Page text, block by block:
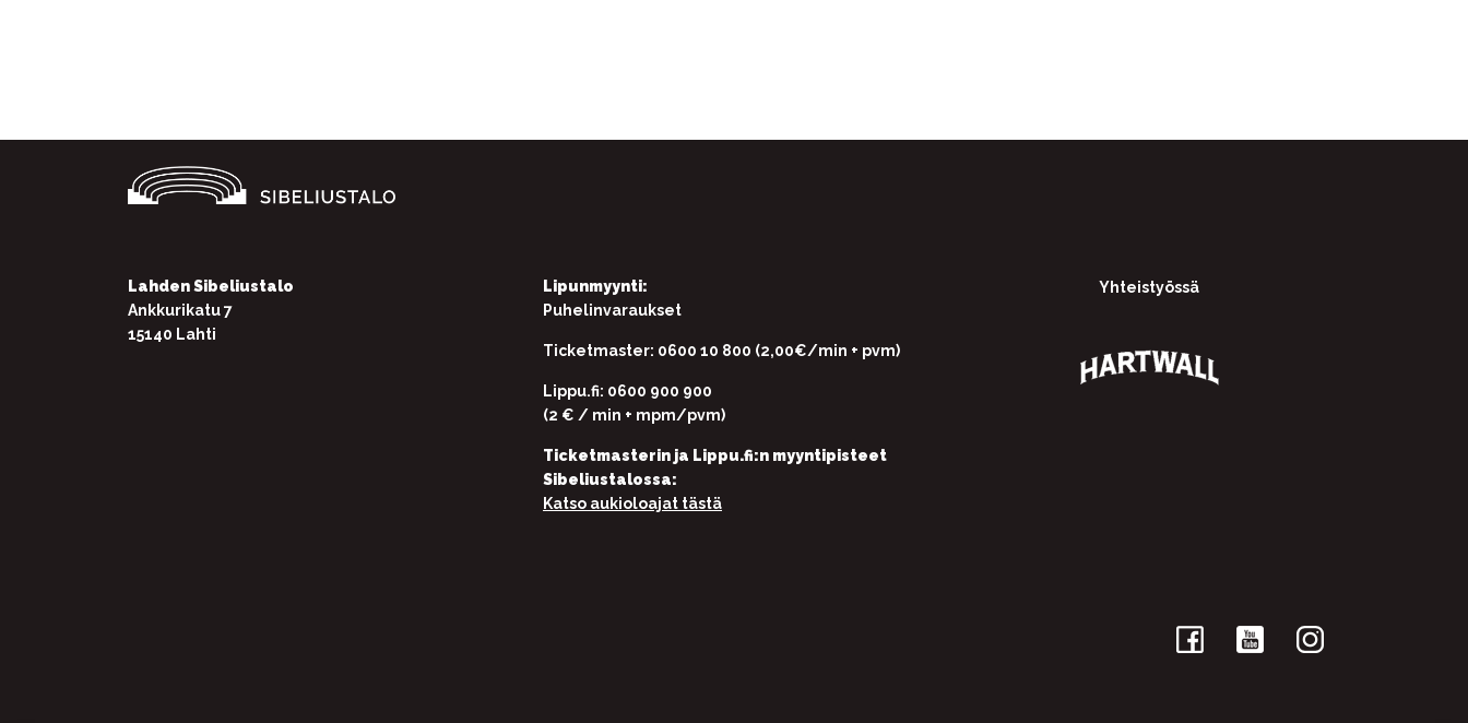
Lahden Sibeliustalo
Ankkurikatu 7
15140 Lahti
Lipunmyynti:
Puhelinvaraukset
Ticketmaster: 0600 10 800 (2,00€/min + pvm)
Lippu.fi: 0600 900 900
(2 € / min + mpm/pvm)
Ticketmasterin ja Lippu.fi:n myyntipisteet
Sibeliustalossa:
Katso aukioloajat tästä
Yhteistyössä